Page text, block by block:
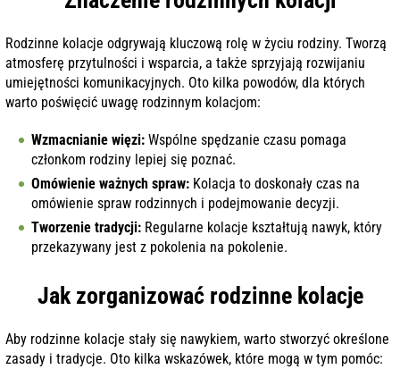
Rodzinne kolacje odgrywają kluczową rolę w życiu rodziny. Tworzą
atmosferę przytulności i wsparcia, a także sprzyjają rozwijaniu
umiejętności komunikacyjnych. Oto kilka powodów, dla których
warto poświęcić uwagę rodzinnym kolacjom:
Wzmacnianie więzi: Wspólne spędzanie czasu pomaga
członkom rodziny lepiej się poznać.
Omówienie ważnych spraw: Kolacja to doskonały czas na
omówienie spraw rodzinnych i podejmowanie decyzji.
Tworzenie tradycji: Regularne kolacje kształtują nawyk, który
przekazywany jest z pokolenia na pokolenie.
Jak zorganizować rodzinne kolacje
Aby rodzinne kolacje stały się nawykiem, warto stworzyć określone
zasady i tradycje. Oto kilka wskazówek, które mogą w tym pomóc: